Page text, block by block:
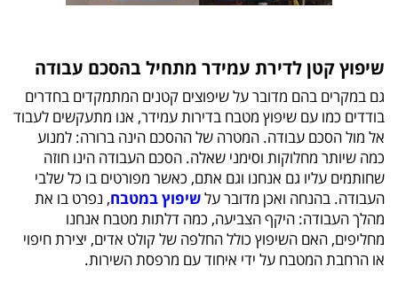
שיפוץ קטן לדירת עמידר מתחיל בהסכם עבודה
גם במקרים בהם מדובר על שיפוצים קטנים המתמקדים בחדרים
בודדים כמו עם שיפוץ מטבח בדירות עמידר, אנו מתעקשים לעבוד
אל מול הסכם עבודה. המטרה של ההסכם הינה ברורה: למנוע
כמה שיותר מחלוקות וסימני שאלה. הסכם העבודה הינו חוזה
שחותמים עליו גם אנחנו וגם אתם, כאשר מפורטים בו כל שלבי
העבודה. בהנחה ואכן מדובר עלשיפוץ במטבח, נפרט בו את
מהלך העבודה: היקף הצביעה, כמה דלתות מטבח אנחנו
מחליפים, האם השיפוץ כולל החלפה של קולט אדים, יצירת חיפוי
או הרחבת המטבח על ידי איחוד עם מרפסת השירות.